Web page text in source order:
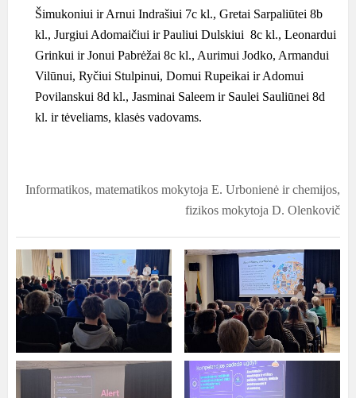
Šimukoniui ir Arnui Indrašiui 7c kl., Gretai Sarpaliūtei 8b
kl., Jurgiui Adomaičiui ir Pauliui Dulskiui 8c kl., Leonardui
Grinkui ir Jonui Pabrėžai 8c kl., Aurimui Jodko, Armandui
Vilūnui, Ryčiui Stulpinui, Domui Rupeikai ir Adomui
Povilanskui 8d kl., Jasminai Saleem ir Saulei Sauliūnei 8d
kl. ir tėveliams, klasės vadovams.
Informatikos, matematikos mokytoja E. Urbonienė ir chemijos,
fizikos mokytoja D. Olenkovič